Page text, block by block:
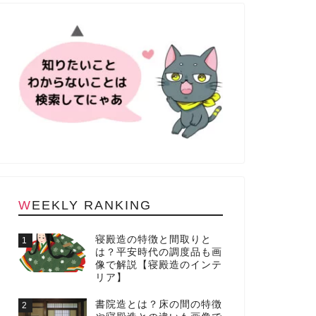
WEEKLY RANKING
1
寝殿造の特徴と間取りと
は？平安時代の調度品も画
像で解説【寝殿造のインテ
リア】
2
書院造とは？床の間の特徴